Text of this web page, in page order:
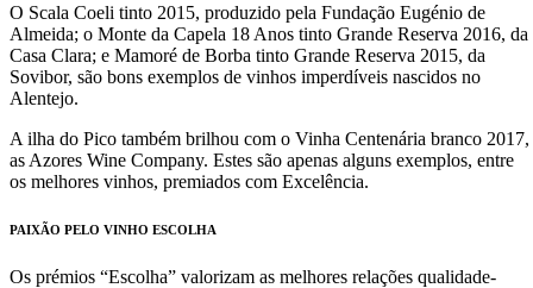
O Scala Coeli tinto 2015, produzido pela Fundação Eugénio de
Almeida; o Monte da Capela 18 Anos tinto Grande Reserva 2016, da
Casa Clara; e Mamoré de Borba tinto Grande Reserva 2015, da
Sovibor, são bons exemplos de vinhos imperdíveis nascidos no
Alentejo.
A ilha do Pico também brilhou com o Vinha Centenária branco 2017,
as Azores Wine Company. Estes são apenas alguns exemplos, entre
os melhores vinhos, premiados com Excelência.
PAIXÃO PELO VINHO ESCOLHA
Os prémios “Escolha” valorizam as melhores relações qualidade-